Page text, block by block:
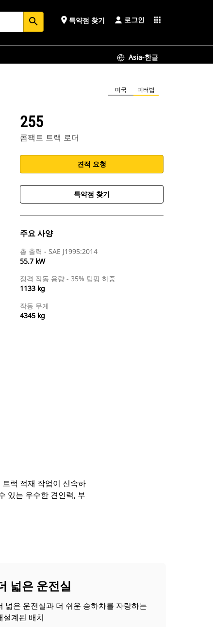
search place 특약점 찾기 로그인 apps
Asia-한글
미국 미터법
255
콤팩트 트랙 로더
견적 요청
특약점 찾기
주요 사양
총 출력 - SAE J1995:2014
55.7 kW
정격 작동 용량 - 35% 팁핑 하중
1133 kg
작동 무게
4345 kg
럭 적재 작업이 신속하
있는 우수한 견인력, 부
넓은 운전실
넓은 운전실과 더 쉬운 승하차를 자랑하는
설계된 배치